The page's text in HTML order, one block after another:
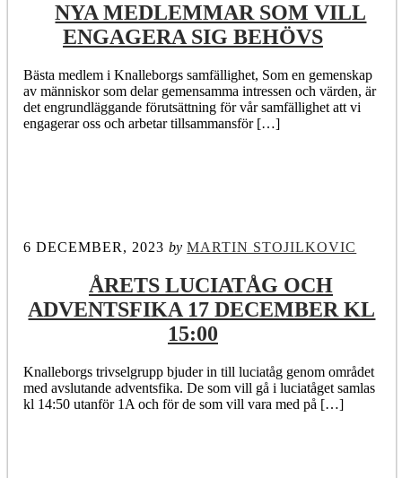
NYA MEDLEMMAR SOM VILL
ENGAGERA SIG BEHÖVS
Bästa medlem i Knalleborgs samfällighet, Som en gemenskap
av människor som delar gemensamma intressen och värden, är
det engrundläggande förutsättning för vår samfällighet att vi
engagerar oss och arbetar tillsammansför […]
6 DECEMBER, 2023 by MARTIN STOJILKOVIC
ÅRETS LUCIATÅG OCH
ADVENTSFIKA 17 DECEMBER KL
15:00
Knalleborgs trivselgrupp bjuder in till luciatåg genom området
med avslutande adventsfika. De som vill gå i luciatåget samlas
kl 14:50 utanför 1A och för de som vill vara med på […]